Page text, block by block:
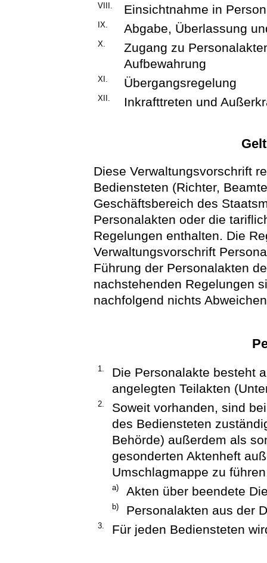
VIII. Einsichtnahme in
IX. Abgabe, Überlassung
X.
Zugang zu
Aufbewahrung
XI. Übergangsregelung
XII. Inkrafttreten und
Diese Verwaltungsvorschrift
Bediensteten (Richter,
Geschäftsbereich des
Personalakten oder die
Regelungen enthalten. Die
Verwaltungsvorschrift
Führung der Personalakten
nachstehenden Regelungen
nachfolgend nichts
1.
Die Personalakte besteht
angelegten Teilakten
2.
Soweit vorhanden, sind
des Bediensteten
Behörde) außerdem als
gesonderten Aktenheft
Umschlagmappe zu
a) Akten über beendete
b) Personalakten aus der
3. Für jeden Bediensteten